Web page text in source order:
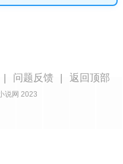
问题反馈 返回顶部
说网 2023